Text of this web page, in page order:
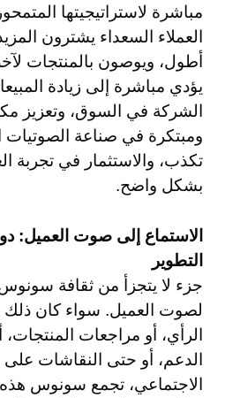
مباشرة لاستراتيجيتها
العملاء السعداء يشترون
أطول، ويوصون بالمنتجات
يؤدي مباشرة إلى زيادة
الشركة في السوق، وتعزيز
ومبتكرة في صناعة الصوتيات
تكذب، والاستثمار في تجربة
بشكل واضح.
الاستماع إلى صوت العميل:
التطوير
جزء لا يتجزأ من ثقافة
لصوت العميل. سواء كان
الرأي، أو مراجعات
الدعم، أو حتى النقاشات
الاجتماعي، تجمع سونوس هذه